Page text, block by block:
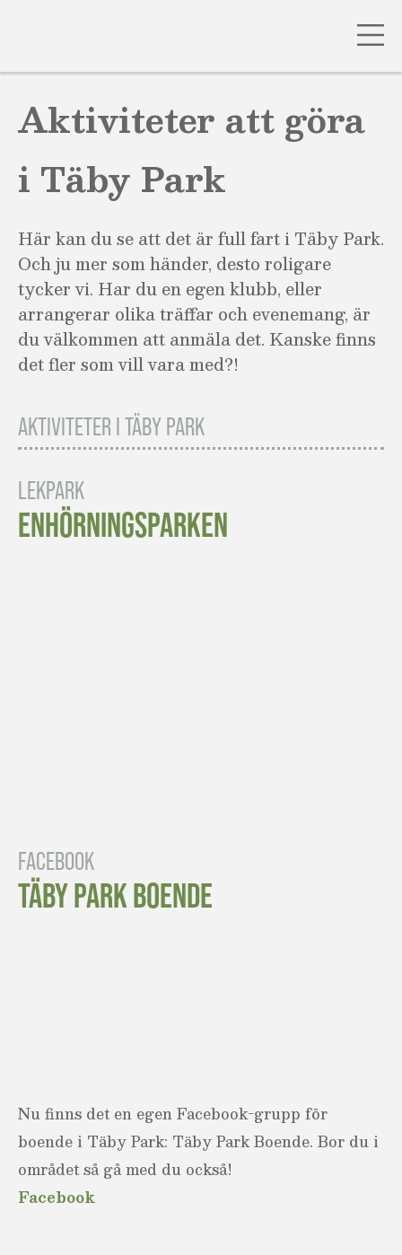
Gå
innehåll
Aktiviteter att göra
i Täby Park
Här kan du se att det är full fart i Täby Park.
Och ju mer som händer, desto roligare
tycker vi. Har du en egen klubb, eller
arrangerar olika träffar och evenemang, är
du välkommen att anmäla det. Kanske finns
det fler som vill vara med?!
AKTIVITETER I TÄBY PARK
LEKPARK
ENHÖRNINGSPARKEN
FACEBOOK
TÄBY PARK BOENDE
Nu finns det en egen Facebook-grupp för
boende i Täby Park: Täby Park Boende. Bor du i
området så gå med du också!
Facebook